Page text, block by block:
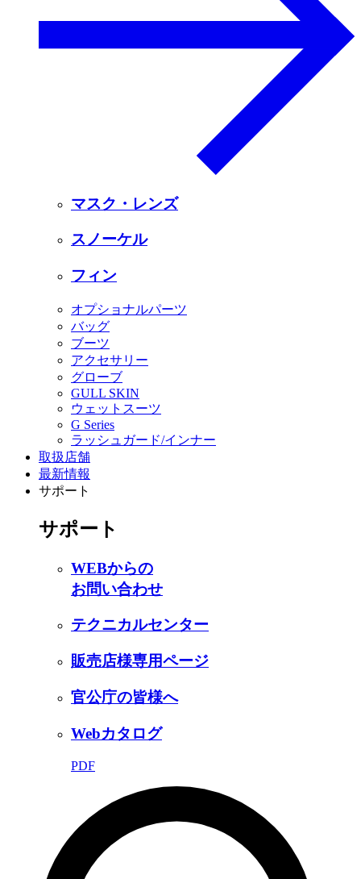
マスク・レンズ
スノーケル
フィン
オプショナルパーツ
バッグ
ブーツ
アクセサリー
グローブ
GULL SKIN
ウェットスーツ
G Series
ラッシュガード/インナー
取扱店舗
最新情報
サポート
サポート
WEBからの
お問い合わせ
テクニカルセンター
販売店様専用ページ
官公庁の皆様へ
Webカタログ
PDF